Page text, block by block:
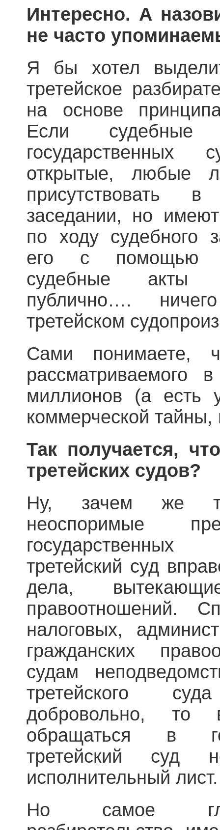
Интересно. А
не часто
Я бы хотел
третейское
на основе
Если судебные
открытые, любые
присутствовать
заседании, но
по ходу судебного
его с помощью
судебные акты
публично….
третейском
Сами понимаете,
рассматриваемого
миллионов (а есть
коммерческой
Так получается,
третейских судов?
Ну, зачем же
неоспоримые
третейский суд
дела,
правоотношений.
налоговых,
гражданских
судам
третейского
добровольно, то
обращаться в
третейский суд
исполнительный лист.
Но самое